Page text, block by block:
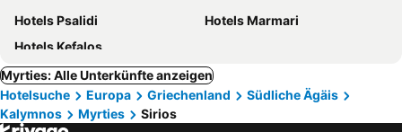
Hotels Psalidi
Hotels Marmari
Hotels Kefalos
Myrties: Alle Unterkünfte anzeigen
Hotelsuche
Europa Griechenland
Südliche Ägäis
Kalymnos
Myrties Sirios